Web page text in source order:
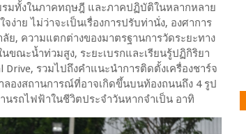
มทั้งในภาคทฤษฎี และภาคปฏิบัติในหลากหลาย
าย ไม่ว่าจะเป็นเรื่องการปรับท่านั่ง, องศาการ
ย, ความแตกต่างของมาตรฐานการวัดระยะทาง
ขณะน้ำท่วมสูง, ระยะเบรกและเรียนรู้ปฏิกิริยา
รวมไปถึงคำแนะนำการติดตั้งเครื่องชาร์จ
องสถานการณ์ที่อาจเกิดขึ้นบนท้องถนนถึง 4 รูป
รถไฟฟ้าในชีวิตประจำวันหากจำเป็น อาทิ